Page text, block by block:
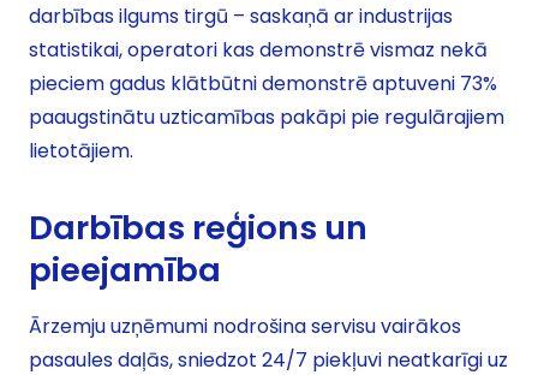
darbības ilgums tirgū – saskaņā ar industrijas
statistikai, operatori kas demonstrē vismaz nekā
pieciem gadus klātbūtni demonstrē aptuveni 73%
paaugstinātu uzticamības pakāpi pie regulārajiem
lietotājiem.
Darbības reģions un
pieejamība
Ārzemju uzņēmumi nodrošina servisu vairākos
pasaules daļās, sniedzot 24/7 piekļuvi neatkarīgi uz